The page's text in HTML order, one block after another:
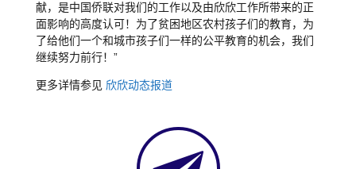
献，是中国侨联对我们的工作以及由欣欣工作所带来的正
面影响的高度认可！为了贫困地区农村孩子们的教育，为
了给他们一个和城市孩子们一样的公平教育的机会，我们
继续努力前行！”
更多详情参见 欣欣动态报道